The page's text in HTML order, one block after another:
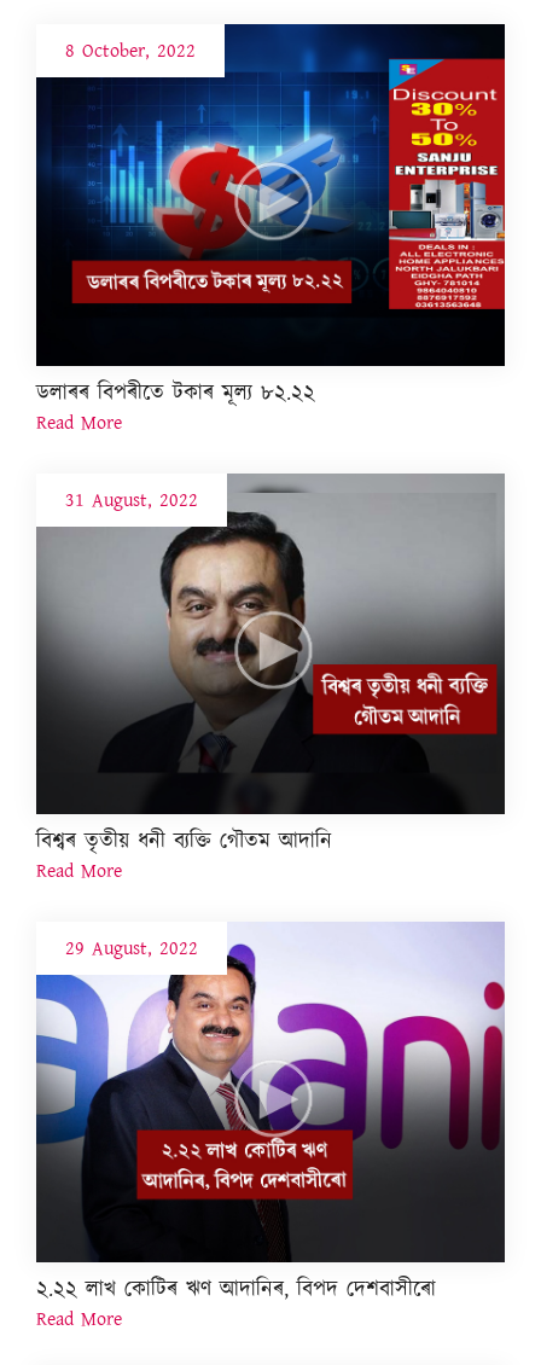
8 October, 2022
ডলাৰৰ বিপৰীতে টকাৰ মূল্য ৮২.২২
Read More
31 August, 2022
বিশ্বৰ তৃতীয় ধনী ব্যক্তি গৌতম আদানি
Read More
29 August, 2022
২.২২ লাখ কোটিৰ ঋণ আদানিৰ, বিপদ দেশবাসীৰো
Read More